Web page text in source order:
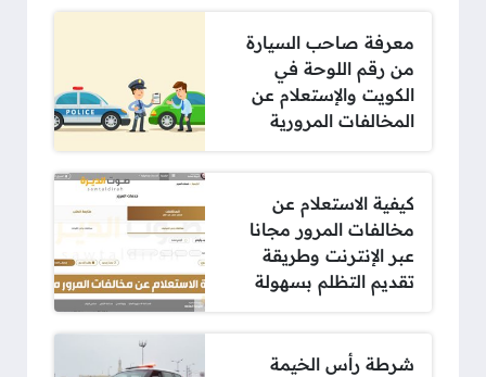
معرفة صاحب السيارة
من رقم اللوحة في
الكويت والإستعلام عن
المخالفات المرورية
كيفية الاستعلام عن
مخالفات المرور مجانا
عبر الإنترنت وطريقة
تقديم التظلم بسهولة
شرطة رأس الخيمة